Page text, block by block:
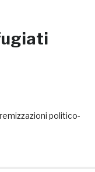
politico-